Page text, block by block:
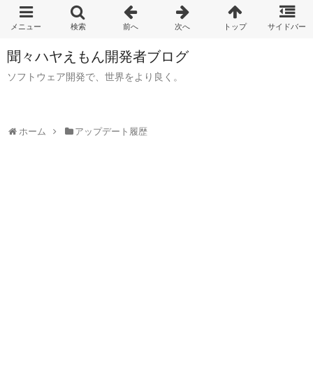
聞々ハヤえもん開発者ブログ
ソフトウェア開発で、世界をより良く。
ホーム アップデート履歴